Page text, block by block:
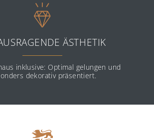
ÄSTHETIK
inklusive: Optimal gelungen und
dekorativ präsentiert.